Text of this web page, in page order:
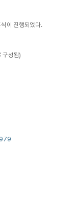
이 진행되었다.
구성됨)